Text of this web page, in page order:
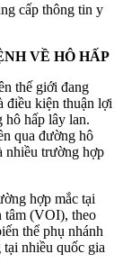
cấp thông tin y
VỀ HÔ HẤP
thế giới đang
điều kiện thuận lợi
hô hấp lây lan.
qua đường hô
nhiều trường hợp
hợp mắc tại
tâm (VOI), theo
thể phụ nhánh
nhiều quốc gia